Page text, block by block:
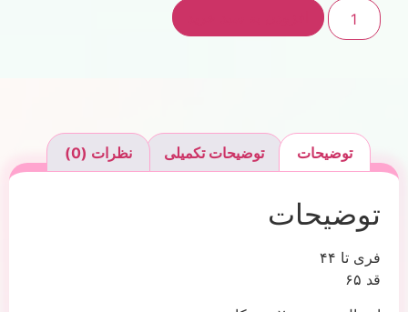
توضیحات توضیحات تکمیلی نظرات (0)
توضیحات
فری تا ۴۴
قد ۶۵